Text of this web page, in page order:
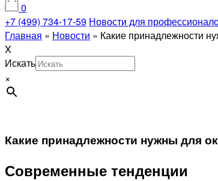
0
+7 (499) 734-17-59 Новости для
Главная » Новости » Какие принадлежности
X
Искать
×
Какие принадлежности нужны для
Современные тенденции